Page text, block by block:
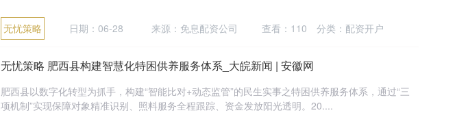
无忧策略 日期：06-28 来源：免息配资公司 查看： 110 分类： 配资开户
无忧策略 肥西县构建智慧化特困供养服务体系_大皖新闻 | 安徽网
肥西县以数字化转型为抓手，构建“智能比对+动态监管”的民生实事之特困供养服务体系，通过“三
项机制”实现保障对象精准识别、照料服务全程跟踪、资金发放阳光透明。20....